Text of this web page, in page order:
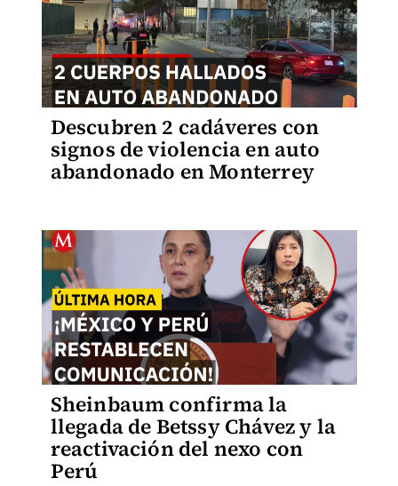
Descubren 2 cadáveres con
signos de violencia en auto
abandonado en Monterrey
Sheinbaum confirma la
llegada de Betssy Chávez y la
reactivación del nexo con
Perú